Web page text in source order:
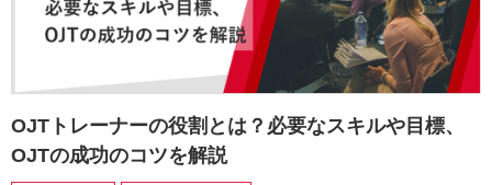
OJTトレーナーの役割とは？必要なスキルや目標、
OJTの成功のコツを解説